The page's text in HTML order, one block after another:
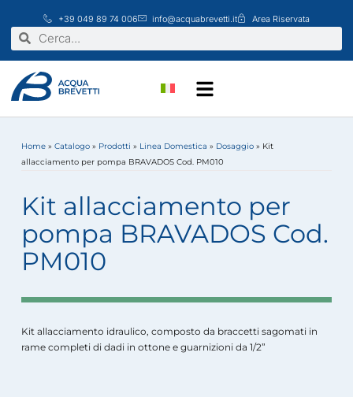
contenuto
+39 049 89 74 006 info@acquabrevetti.it Area Riservata
Cerca Cerca
Home »Catalogo » Prodotti » Linea Domestica » Dosaggio » Kit
allacciamento per pompa BRAVADOS Cod. PM010
Kit allacciamento per
pompa BRAVADOS Cod.
PM010
Kit allacciamento idraulico, composto da braccetti sagomati in
rame completi di dadi in ottone e guarnizioni da 1/2”